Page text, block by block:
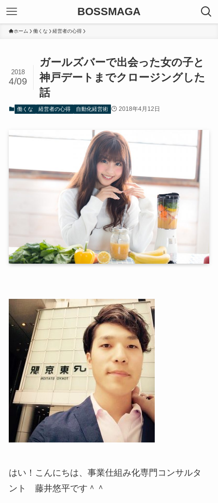
BOSSMAGA
ホーム 働くな 経営者の心得
ガールズバーで出会った女の子と
神戸デートまでクロージングした
話
2018
4/09
働くな 経営者の心得 自動化経営術 2018年4月12日
はい！こんにちは、事業仕組み化専門コンサルタ
ント 藤井悠平です＾＾